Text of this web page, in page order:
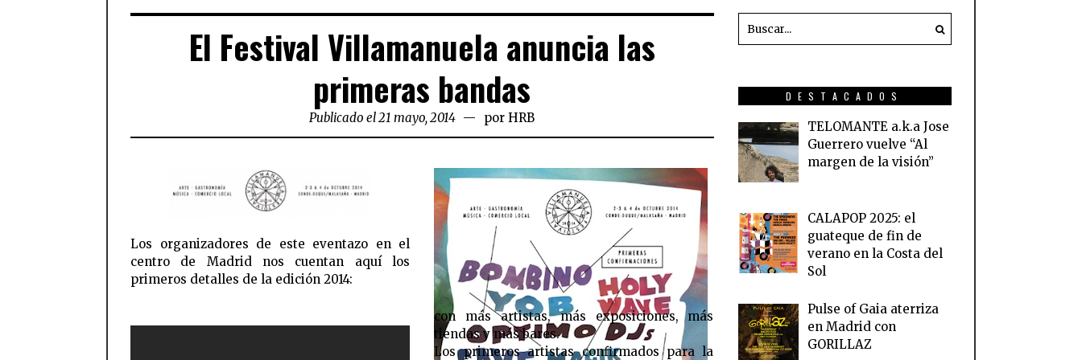
El Festival Villamanuela anuncia las
primeras bandas
Publicado el 21 mayo, 2014 porHRB
Los organizadores de este eventazo en el
centro de Madrid nos cuentan aquí los
primeros detalles de la edición 2014:
con más artistas, más exposiciones, más
tiendas y más bares.
Los primeros artistas confirmados para la
DESTACADOS
TELOMANTE a.k.a Jose
Guerrero vuelve “Al
margen de la visión”
CALAPOP 2025: el
guateque de fin de
verano en la Costa del
Sol
Pulse of Gaia aterriza
en Madrid con
GORILLAZ